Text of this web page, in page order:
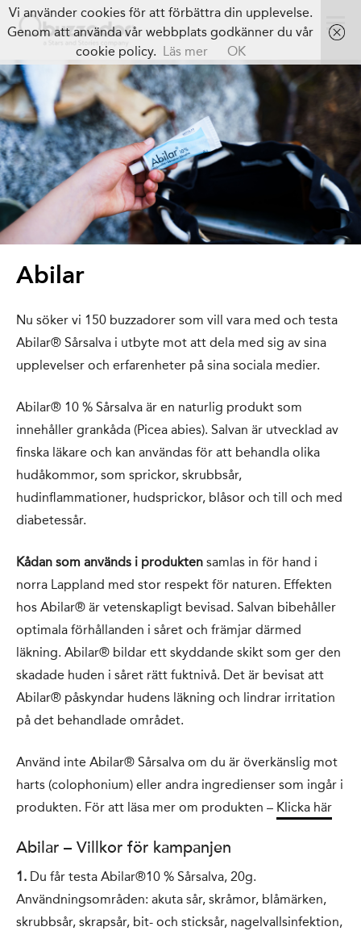
Abilar
Nu söker vi 150 buzzadorer som vill vara med och testa
Abilar® Sårsalva i utbyte mot att dela med sig av sina
upplevelser och erfarenheter på sina sociala medier.
Abilar® 10 % Sårsalva är en naturlig produkt som
innehåller grankåda (Picea abies). Salvan är utvecklad av
finska läkare och kan användas för att behandla olika
hudåkommor, som sprickor, skrubbsår,
hudinflammationer, hudsprickor, blåsor och till och med
diabetessår.
Kådan som används i produkten samlas in för hand i
norra Lappland med stor respekt för naturen. Effekten
hos Abilar® är vetenskapligt bevisad. Salvan bibehåller
optimala förhållanden i såret och främjar därmed
läkning. Abilar® bildar ett skyddande skikt som ger den
skadade huden i såret rätt fuktnivå. Det är bevisat att
Abilar® påskyndar hudens läkning och lindrar irritation
på det behandlade området.
Använd inte Abilar® Sårsalva om du är överkänslig mot
harts (colophonium) eller andra ingredienser som ingår i
produkten. För att läsa mer om produkten – Klicka här
Abilar – Villkor för kampanjen
1. Du får testa Abilar®10 % Sårsalva, 20g.
Användningsområden: akuta sår, skråmor, blåmärken,
skrubbsår, skrapsår, bit- och sticksår, nagelvallsinfektion,
Vi använder cookies för att förbättra din upplevelse.
Genom att använda vår webbplats godkänner du vår
cookie policy. Läs mer OK